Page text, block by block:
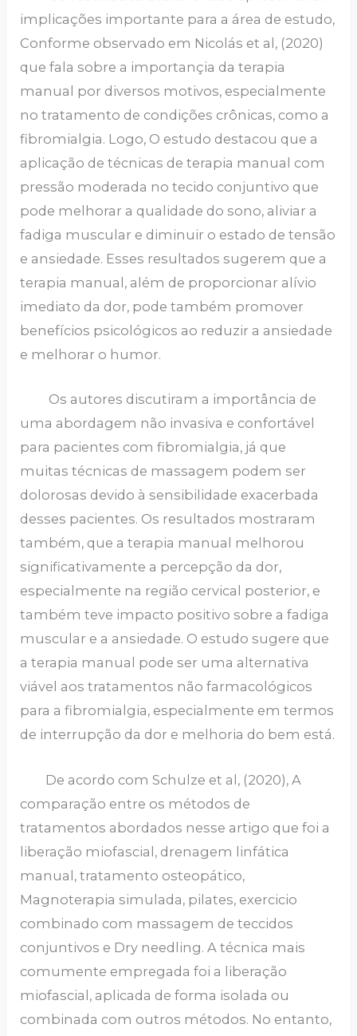
implicações importante para a área de estudo,
Conforme observado em Nicolás et al, (2020)
que fala sobre a importançia da terapia
manual por diversos motivos, especialmente
no tratamento de condições crônicas, como a
fibromialgia. Logo, O estudo destacou que a
aplicação de técnicas de terapia manual com
pressão moderada no tecido conjuntivo que
pode melhorar a qualidade do sono, aliviar a
fadiga muscular e diminuir o estado de tensão
e ansiedade. Esses resultados sugerem que a
terapia manual, além de proporcionar alívio
imediato da dor, pode também promover
benefícios psicológicos ao reduzir a ansiedade
e melhorar o humor.
Os autores discutiram a importância de
uma abordagem não invasiva e confortável
para pacientes com fibromialgia, já que
muitas técnicas de massagem podem ser
dolorosas devido à sensibilidade exacerbada
desses pacientes. Os resultados mostraram
também, que a terapia manual melhorou
significativamente a percepção da dor,
especialmente na região cervical posterior, e
também teve impacto positivo sobre a fadiga
muscular e a ansiedade. O estudo sugere que
a terapia manual pode ser uma alternativa
viável aos tratamentos não farmacológicos
para a fibromialgia, especialmente em termos
de interrupção da dor e melhoria do bem está.
De acordo com Schulze et al, (2020), A
comparação entre os métodos de
tratamentos abordados nesse artigo que foi a
liberação miofascial, drenagem linfática
manual, tratamento osteopático,
Magnoterapia simulada, pilates, exercicio
combinado com massagem de teccidos
conjuntivos e Dry needling. A técnica mais
comumente empregada foi a liberação
miofascial, aplicada de forma isolada ou
combinada com outros métodos. No entanto,